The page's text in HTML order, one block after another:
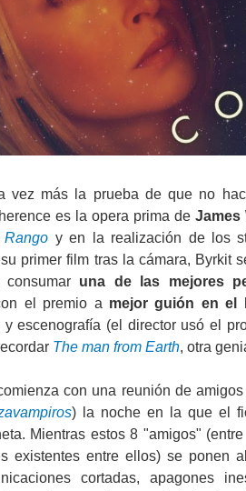
vez más la prueba de que no
es la opera prima de James
Rango y en la realización de los
primer film tras la cámara, Byrkit
una de las mejores
el premio a mejor guión en el
y escenografía (el director usó el
The man from Earth, otra
con una reunión de
) la noche en la que el
Mientras estos 8 "amigos"
existentes entre ellos) se ponen
cortadas, apagones